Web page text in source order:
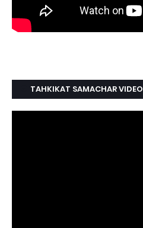
TAHKIKAT SAMACHAR VIDEO